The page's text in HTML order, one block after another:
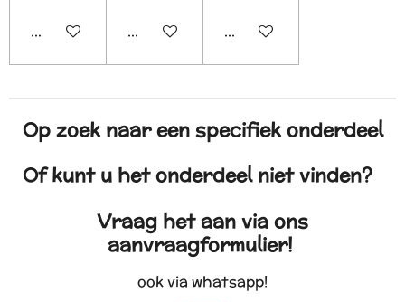
In winkelwagenIn winkelwagenIn winkelwagen
Op zoek naar een specifiek onderdeel
Of kunt u het onderdeel niet vinden?
Vraag het aan via ons
aanvraagformulier!
ook via whatsapp!